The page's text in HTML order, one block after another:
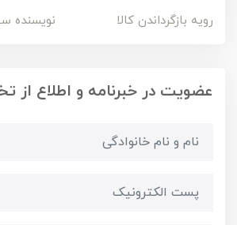
رویه بازگرداندن کالا
نویسنده
عضویت در خبرنامه و اطلاع از